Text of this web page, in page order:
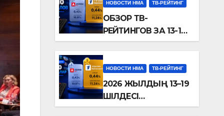
НОВОСТИ НМА ТВ-РЕЙТИНГ
ОБЗОР ТВ-
РЕЙТИНГОВ ЗА 13-19
ИЮЛЯ 2026 ГОДА
НОВОСТИ НМА ТВ-РЕЙТИНГ
2026 ЖЫЛДЫҢ 13–19
ШІЛДЕСІ
АРАЛЫҒЫНДАҒЫ